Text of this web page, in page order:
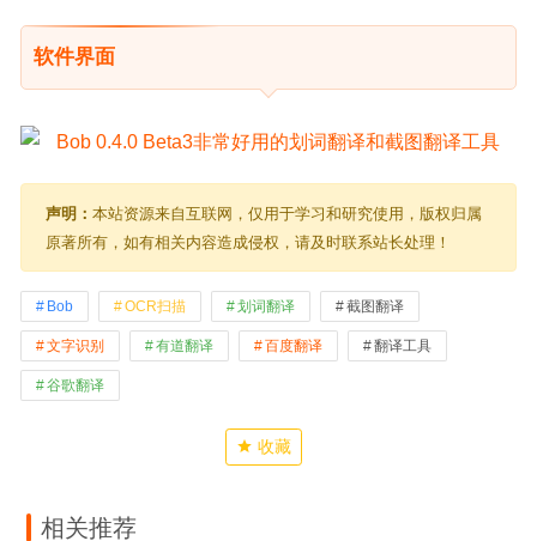
软件界面
声明： 本站资源来自互联网，仅用于学习和研究使用，版权归属
原著所有，如有相关内容造成侵权，请及时联系站长处理！
Bob OCR扫描 划词翻译 截图翻译
文字识别 有道翻译 百度翻译 翻译工具
谷歌翻译
收藏
相关推荐